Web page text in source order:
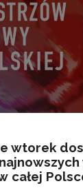
i
Mowy
wtorek
całej